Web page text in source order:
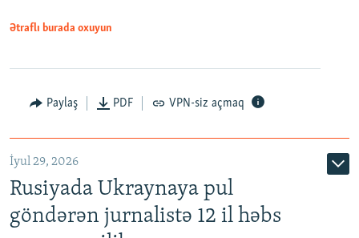
Ətraflı burada oxuyun
Paylaş PDF VPN-siz açmaq
İyul 29, 2026
Rusiyada Ukraynaya pul
göndərən jurnalistə 12 il həbs